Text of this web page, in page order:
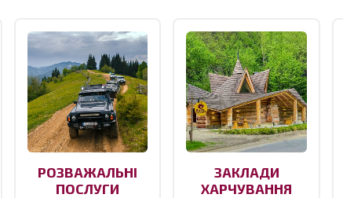
РОЗВАЖАЛЬНІ
ПОСЛУГИ
ЗАКЛАДИ
ХАРЧУВАННЯ